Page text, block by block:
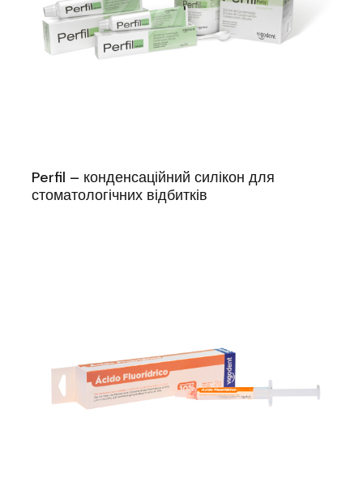
Perfil – конденсаційний силікон для
стоматологічних відбитків